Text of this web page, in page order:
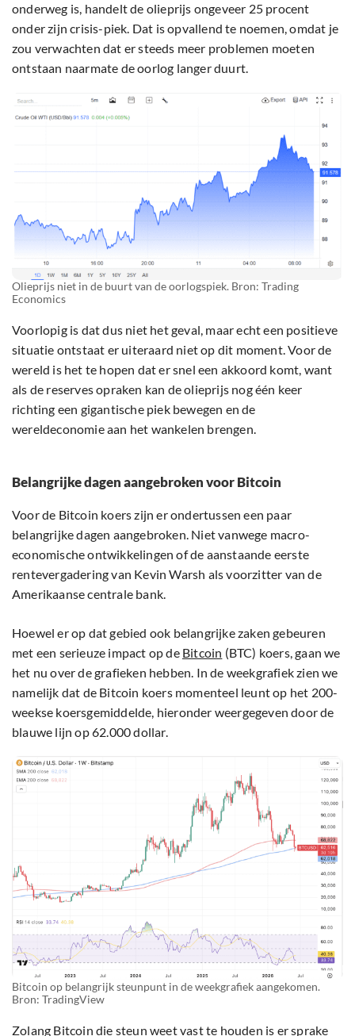
onderweg is, handelt de olieprijs ongeveer 25 procent
onder zijn crisis-piek. Dat is opvallend te noemen, omdat je
zou verwachten dat er steeds meer problemen moeten
ontstaan naarmate de oorlog langer duurt.
Olieprijs niet in de buurt van de oorlogspiek. Bron: Trading
Economics
Voorlopig is dat dus niet het geval, maar echt een positieve
situatie ontstaat er uiteraard niet op dit moment. Voor de
wereld is het te hopen dat er snel een akkoord komt, want
als de reserves opraken kan de olieprijs nog één keer
richting een gigantische piek bewegen en de
wereldeconomie aan het wankelen brengen.
Belangrijke dagen aangebroken voor Bitcoin
Voor de Bitcoin koers zijn er ondertussen een paar
belangrijke dagen aangebroken. Niet vanwege macro-
economische ontwikkelingen of de aanstaande eerste
rentevergadering van Kevin Warsh als voorzitter van de
Amerikaanse centrale bank.
Hoewel er op dat gebied ook belangrijke zaken gebeuren
met een serieuze impact op de Bitcoin (BTC) koers, gaan we
het nu over de grafieken hebben. In de weekgrafiek zien we
namelijk dat de Bitcoin koers momenteel leunt op het 200-
weekse koersgemiddelde, hieronder weergegeven door de
blauwe lijn op 62.000 dollar.
Bitcoin op belangrijk steunpunt in de weekgrafiek aangekomen.
Bron: TradingView
Zolang Bitcoin die steun weet vast te houden is er sprake